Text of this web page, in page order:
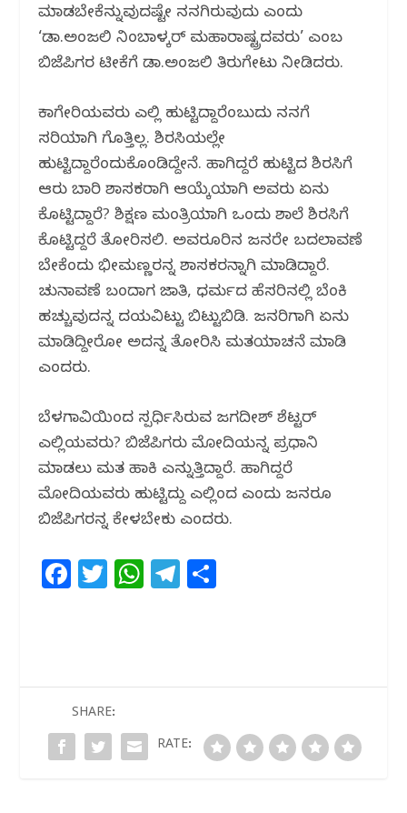
ಮಾಡಬೇಕೆನ್ನುವುದಷ್ಟೇ ನನಗಿರುವುದು‌ ಎಂದು
‘ಡಾ.ಅಂಜಲಿ ನಿಂಬಾಳ್ಕರ್ ಮಹಾರಾಷ್ಟ್ರದವರು’ ಎಂಬ
ಬಿಜೆಪಿಗರ ಟೀಕೆಗೆ ಡಾ.ಅಂಜಲಿ ತಿರುಗೇಟು ನೀಡಿದರು.
ಕಾಗೇರಿಯವರು ಎಲ್ಲಿ ಹುಟ್ಟಿದ್ದಾರೆಂಬುದು ನನಗೆ
ಸರಿಯಾಗಿ ಗೊತ್ತಿಲ್ಲ. ಶಿರಸಿಯಲ್ಲೇ
ಹುಟ್ಟಿದ್ದಾರೆಂದುಕೊಂಡಿದ್ದೇನೆ. ಹಾಗಿದ್ದರೆ ಹುಟ್ಟಿದ ಶಿರಸಿಗೆ
ಆರು ಬಾರಿ ಶಾಸಕರಾಗಿ ಆಯ್ಕೆಯಾಗಿ ಅವರು ಏನು
ಕೊಟ್ಟಿದ್ದಾರೆ? ಶಿಕ್ಷಣ ಮಂತ್ರಿಯಾಗಿ ಒಂದು ಶಾಲೆ ಶಿರಸಿಗೆ
ಕೊಟ್ಟಿದ್ದರೆ ತೋರಿಸಲಿ. ಅವರೂರಿನ ಜನರೇ ಬದಲಾವಣೆ
ಬೇಕೆಂದು ಭೀಮಣ್ಣರನ್ನ ಶಾಸಕರನ್ನಾಗಿ ಮಾಡಿದ್ದಾರೆ.
ಚುನಾವಣೆ ಬಂದಾಗ ಜಾತಿ, ಧರ್ಮದ ಹೆಸರಿನಲ್ಲಿ ಬೆಂಕಿ
ಹಚ್ಚುವುದನ್ನ ದಯವಿಟ್ಟು ಬಿಟ್ಟುಬಿಡಿ. ಜನರಿಗಾಗಿ ಏನು
ಮಾಡಿದ್ದೀರೋ ಅದನ್ನ ತೋರಿಸಿ ಮತಯಾಚನೆ ಮಾಡಿ
ಎಂದರು.
ಬೆಳಗಾವಿಯಿಂದ ಸ್ಪರ್ಧಿಸಿರುವ ಜಗದೀಶ್ ಶೆಟ್ಟರ್
ಎಲ್ಲಿಯವರು? ಬಿಜೆಪಿಗರು ಮೋದಿಯನ್ನ ಪ್ರಧಾನಿ
ಮಾಡಲು ಮತ ಹಾಕಿ ಎನ್ನುತ್ತಿದ್ದಾರೆ. ಹಾಗಿದ್ದರೆ
ಮೋದಿಯವರು ಹುಟ್ಟಿದ್ದು ಎಲ್ಲಿಂದ ಎಂದು ಜನರೂ
ಬಿಜೆಪಿಗರನ್ನ ಕೇಳಬೇಕು ಎಂದರು.
F
b
o
T
r
W
A
p
T
ra
SHARE:
RATE: